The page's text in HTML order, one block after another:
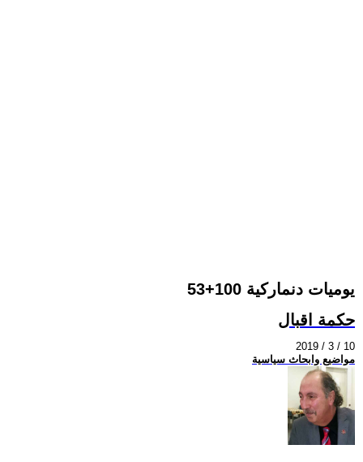
يوميات دنماركية 100+53
حكمة اقبال
2019 / 3 / 10
مواضيع وابحاث سياسية